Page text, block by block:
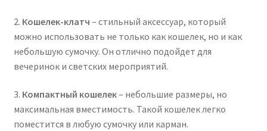
2. Кошелек-клатч – стильный аксессуар, который
можно использовать не только как кошелек, но и как
небольшую сумочку. Он отлично подойдет для
вечеринок и светских мероприятий.
3. Компактный кошелек– небольшие размеры, но
максимальная вместимость. Такой кошелек легко
поместится в любую сумочку или карман.